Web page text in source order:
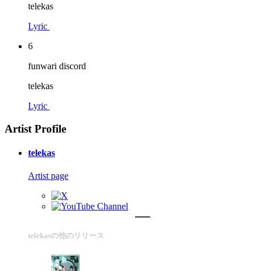
telekas
Lyric
6
funwari discord
telekas
Lyric
Artist Profile
telekas
Artist page
telekasの他のリリース